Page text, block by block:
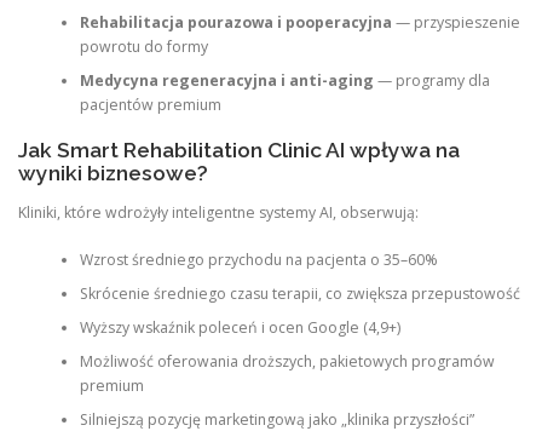
Rehabilitacja pourazowa i pooperacyjna — przyspieszenie
powrotu do formy
Medycyna regeneracyjna i anti-aging — programy dla
pacjentów premium
Jak Smart Rehabilitation Clinic AI wpływa na
wyniki biznesowe?
Kliniki, które wdrożyły inteligentne systemy AI, obserwują:
Wzrost średniego przychodu na pacjenta o 35–60%
Skrócenie średniego czasu terapii, co zwiększa przepustowość
Wyższy wskaźnik poleceń i ocen Google (4,9+)
Możliwość oferowania droższych, pakietowych programów
premium
Silniejszą pozycję marketingową jako „klinika przyszłości”